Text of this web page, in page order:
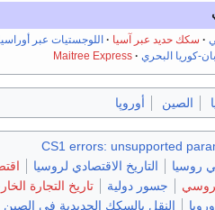
سكك حديد عبر آسيا اللوجستيات عبر
كوريا البحري Maitree Express
الصين أوروپا
CS1 errors: unsupported
روسيا التاريخ الاقتصادي لروسيا
جسور دولية تاريخ التجارة
النقل بالسكك الحديدية في الصين